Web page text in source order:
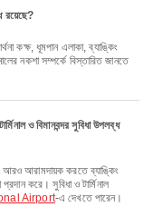
রয়েছে?
নকশা সম্পর্কে বিস্তারিত জানতে
বিমানবন্দর সুবিধা উপলব্ধ
করে। সুবিধা ও টার্মিনাল
Airport-এ দেখতে পারেন।